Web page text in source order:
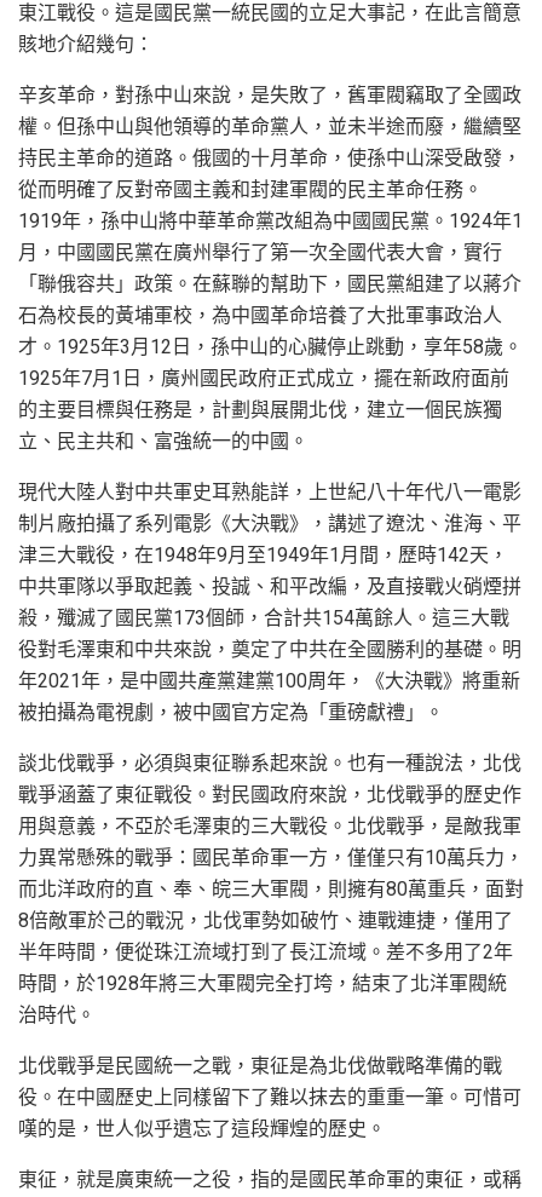
東江戰役。這是國民黨一統民國的立足大事記，在此言簡意
賅地介紹幾句：
辛亥革命，對孫中山來說，是失敗了，舊軍閥竊取了全國政
權。但孫中山與他領導的革命黨人，並未半途而廢，繼續堅
持民主革命的道路。俄國的十月革命，使孫中山深受啟發，
從而明確了反對帝國主義和封建軍閥的民主革命任務。
1919年，孫中山將中華革命黨改組為中國國民黨。1924年1
月，中國國民黨在廣州舉行了第一次全國代表大會，實行
「聯俄容共」政策。在蘇聯的幫助下，國民黨組建了以蔣介
石為校長的黃埔軍校，為中國革命培養了大批軍事政治人
才。1925年3月12日，孫中山的心臟停止跳動，享年58歲。
1925年7月1日，廣州國民政府正式成立，擺在新政府面前
的主要目標與任務是，計劃與展開北伐，建立一個民族獨
立、民主共和、富強統一的中國。
現代大陸人對中共軍史耳熟能詳，上世紀八十年代八一電影
制片廠拍攝了系列電影《大決戰》，講述了遼沈、淮海、平
津三大戰役，在1948年9月至1949年1月間，歷時142天，
中共軍隊以爭取起義、投誠、和平改編，及直接戰火硝煙拼
殺，殲滅了國民黨173個師，合計共154萬餘人。這三大戰
役對毛澤東和中共來說，奠定了中共在全國勝利的基礎。明
年2021年，是中國共產黨建黨100周年，《大決戰》將重新
被拍攝為電視劇，被中國官方定為「重磅獻禮」。
談北伐戰爭，必須與東征聯系起來說。也有一種說法，北伐
戰爭涵蓋了東征戰役。對民國政府來說，北伐戰爭的歷史作
用與意義，不亞於毛澤東的三大戰役。北伐戰爭，是敵我軍
力異常懸殊的戰爭：國民革命軍一方，僅僅只有10萬兵力，
而北洋政府的直、奉、皖三大軍閥，則擁有80萬重兵，面對
8倍敵軍於己的戰況，北伐軍勢如破竹、連戰連捷，僅用了
半年時間，便從珠江流域打到了長江流域。差不多用了2年
時間，於1928年將三大軍閥完全打垮，結束了北洋軍閥統
治時代。
北伐戰爭是民國統一之戰，東征是為北伐做戰略準備的戰
役。在中國歷史上同樣留下了難以抹去的重重一筆。可惜可
嘆的是，世人似乎遺忘了這段輝煌的歷史。
東征，就是廣東統一之役，指的是國民革命軍的東征，或稱